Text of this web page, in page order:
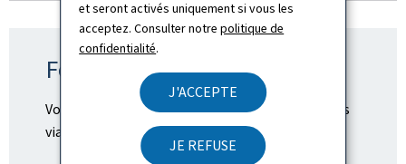
et seront activés uniquement si vous les
acceptez. Consulter notrepolitique de
confidentialité.
J'ACCEPTE
JE REFUSE
Formulaire de contact
Vous avez encore des questions ? Contactez-nous
via notre
formulaire de contact.